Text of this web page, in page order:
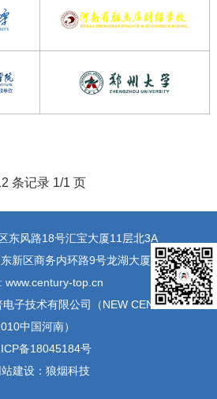
条记录 1/1 页
东风路18号汇宝大厦11层北3A
东新区商务内环路9号龙湖大厦9层
www.century-top.cn
子技术有限公司（NEW CENTURY TOP
中国河南）
备18045184号
建设： 狼烟科技